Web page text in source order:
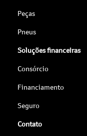
Peças
Pneus
Soluções financeiras
Consórcio
Financiamento
Seguro
Contato